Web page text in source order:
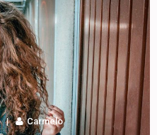
Carmelo